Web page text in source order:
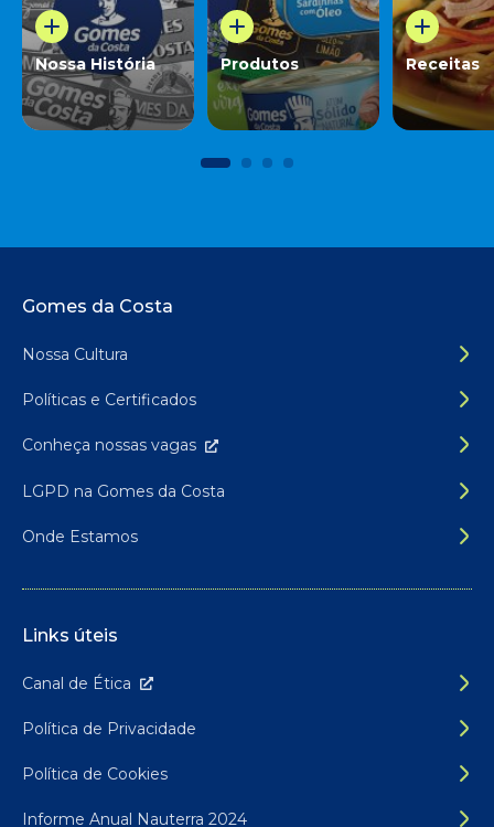
Nossa História Produtos Receitas
Rodapé do site
Gomes da Costa
Nossa Cultura
Políticas e Certificados
Conheça nossas vagas
LGPD na Gomes da Costa
Onde Estamos
Links úteis
Canal de Ética
Política de Privacidade
Política de Cookies
Informe Anual Nauterra 2024